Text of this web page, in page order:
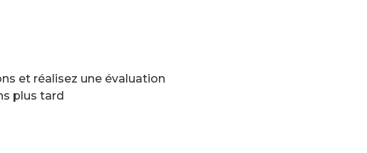
et réalisez une évaluation
plus tard